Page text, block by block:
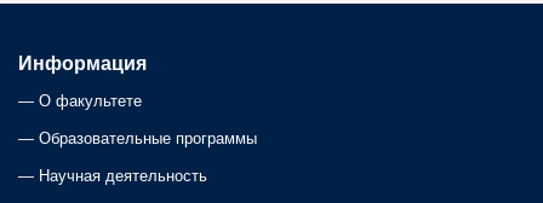
Информация
— О факультете
— Образовательные программы
— Научная деятельность